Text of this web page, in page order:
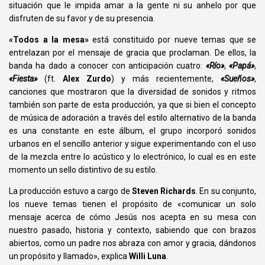
situación que le impida amar a la gente ni su anhelo por que
disfruten de su favor y de su presencia.
«Todos a la mesa»está constituido por nueve temas que se
entrelazan por el mensaje de gracia que proclaman. De ellos, la
banda ha dado a conocer con anticipación cuatro: «Río»,«Papá»,
«Fiesta»(ft Alex Zurdo) y más recientemente, «Sueños»,
canciones que mostraron que la diversidad de sonidos y ritmos
también son parte de esta producción, ya que si bien el concepto
de música de adoración a través del estilo alternativo de la banda
es una constante en este álbum, el grupo incorporó sonidos
urbanos en el sencillo anterior y sigue experimentando con el uso
de la mezcla entre lo acústico y lo electrónico, lo cual es en este
momento un sello distintivo de su estilo.
La producción estuvo a cargo de Steven Richards . En su conjunto,
los nueve temas tienen el propósito de «comunicar un solo
mensaje acerca de cómo Jesús nos acepta en su mesa con
nuestro pasado, historia y contexto, sabiendo que con brazos
abiertos, como un padre nos abraza con amor y gracia, dándonos
un propósito y llamado», explica Willi Luna